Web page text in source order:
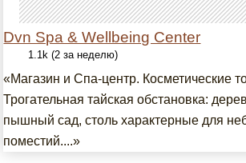
Dvn Spa & Wellbeing Center
1.1k (2 за неделю)
«Магазин и Спа-центр. Косметические
Трогательная тайская обстановка:
пышный сад, столь характерные для
поместий....»